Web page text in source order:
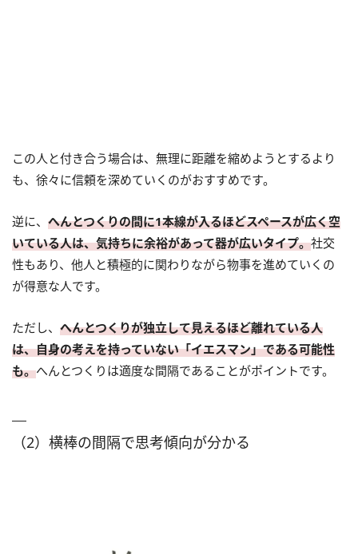
この人と付き合う場合は、無理に距離を縮めようとするより
も、徐々に信頼を深めていくのがおすすめです。
逆に、 へんとつくりの間に1本線が入るほどスペースが広く空
いている人は、気持ちに余裕があって器が広いタイプ。社交
性もあり、他人と積極的に関わりながら物事を進めていくの
が得意な人です。
ただし、 へんとつくりが独立して見えるほど離れている人
は、自身の考えを持っていない「イエスマン」である可能性
も。へんとつくりは適度な間隔であることがポイントです。
（2）横棒の間隔で思考傾向が分かる